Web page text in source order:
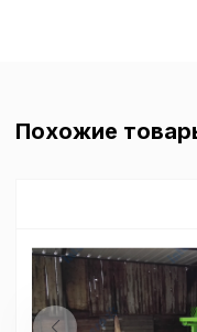
Похожие